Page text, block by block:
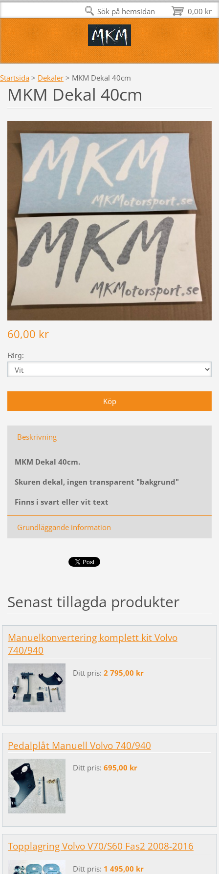
Startsida > Dekaler > MKM Dekal 40cm
MKM Dekal 40cm
60,00 kr
Färg:
Beskrivning
MKM Dekal 40cm.
Skuren dekal, ingen transparent "bakgrund"
Finns i svart eller vit text
Grundläggande information
Senast tillagda produkter
Manuelkonvertering komplett kit Volvo
740/940
Ditt pris: 2 795,00 kr
Pedalplåt Manuell Volvo 740/940
Ditt pris: 695,00 kr
Topplagring Volvo V70/S60 Fas2 2008-2016
Ditt pris: 1 495,00 kr
0,00 kr
Sök på hemsidan